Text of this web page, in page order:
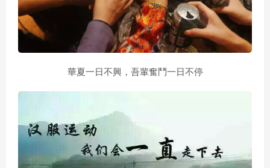
華夏一日不興，吾輩奮鬥一日不停